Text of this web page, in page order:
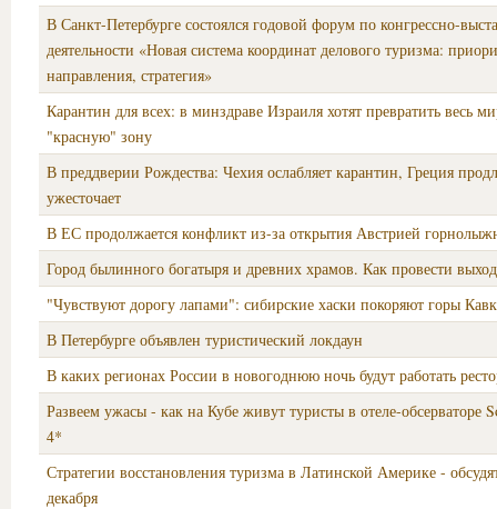
В Санкт-Петербурге состоялся годовой форум по конгрессно-
деятельности «Новая система координат делового туризма:
направления, стратегия»
Карантин для всех: в минздраве Израиля хотят превратить весь
"красную" зону
В преддверии Рождества: Чехия ослабляет карантин, Греция
ужесточает
В ЕС продолжается конфликт из-за открытия Австрией
Город былинного богатыря и древних храмов. Как провести
"Чувствуют дорогу лапами": сибирские хаски покоряют горы
В Петербурге объявлен туристический локдаун
В каких регионах России в новогоднюю ночь будут работать
Развеем ужасы - как на Кубе живут туристы в отеле-обсерваторе
4*
Стратегии восстановления туризма в Латинской Америке -
декабря